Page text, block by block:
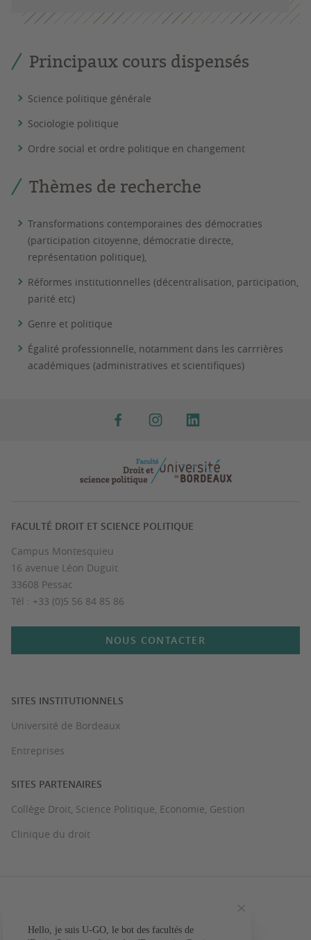
Principaux cours dispensés
Science politique générale
Sociologie politique
Ordre social et ordre politique en changement
Thèmes de recherche
Transformations contemporaines des démocraties
(participation citoyenne, démocratie directe,
représentation politique),
Réformes institutionnelles (décentralisation, participation,
parité etc)
Genre et politique
Égalité professionnelle, notamment dans les carrrières
académiques (administratives et scientifiques)
FACULTÉ DROIT ET SCIENCE POLITIQUE
Campus Montesquieu
16 avenue Léon Duguit
33608 Pessac
Tél : +33 (0)5 56 84 85 86
NOUS CONTACTER
SITES INSTITUTIONNELS
Université de Bordeaux
Entreprises
SITES PARTENAIRES
Collège Droit, Science Politique, Economie, Gestion
Clinique du droit
MENTIONS LÉGALES
Hello, je suis U-GO, le bot des facultés de